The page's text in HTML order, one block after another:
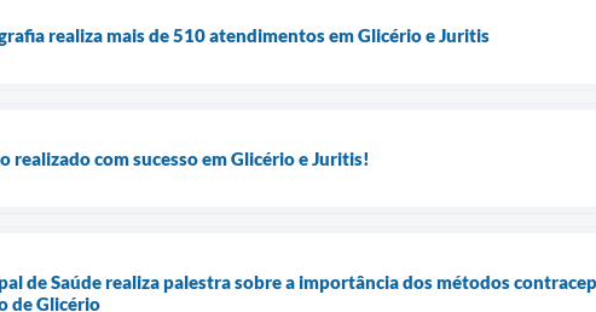
realiza mais de 510 atendimentos em Glicério e Juritis
realizado com sucesso em Glicério e Juritis!
de Saúde realiza palestra sobre a importância dos métodos
de Glicério